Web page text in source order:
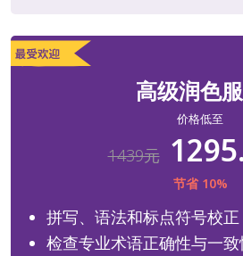
高级润色
价格低至
1439元
节省 10%
拼写、语法和标点符号校正
检查专业术语正确性与一致